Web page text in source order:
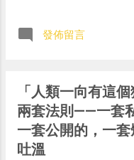
發佈留言
「人類一向有這
兩套法則——一套
一套公開的，一
吐溫